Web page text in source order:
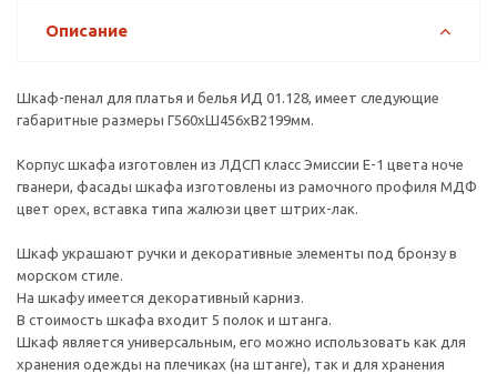
Описание
Шкаф-пенал для платья и белья ИД 01.128, имеет следующие
габаритные размеры Г560хШ456хВ2199мм.
Корпус шкафа изготовлен из ЛДСП класс Эмиссии Е-1 цвета ноче
гванери, фасады шкафа изготовлены из рамочного профиля МДФ
цвет орех, вставка типа жалюзи цвет штрих-лак.
Шкаф украшают ручки и декоративные элементы под бронзу в
морском стиле.
На шкафу имеется декоративный карниз.
В стоимость шкафа входит 5 полок и штанга.
Шкаф является универсальным, его можно использовать как для
хранения одежды на плечиках (на штанге), так и для хранения